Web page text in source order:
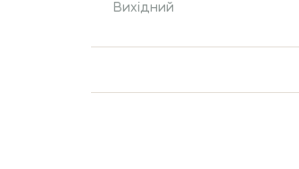
Вихідний